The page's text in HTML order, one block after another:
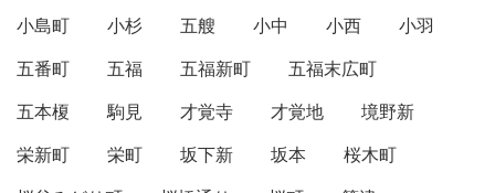
小島町
小杉 五艘 小中 小西
小羽
五番町
五福 五福新町
五福末広町
五本榎
駒見 才覚寺 才覚地
境野新
栄新町
栄町 坂下新 坂本
桜木町